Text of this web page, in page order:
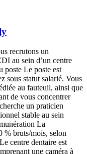
recrutons un
au sein d’un centre
Le poste est
sous statut salarié. Vous
au fauteuil, ainsi que
de vous concentrer
un praticien
stable au sein
La
% bruts/mois, selon
centre dentaire est
une caméra à